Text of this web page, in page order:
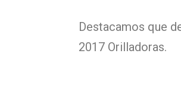
Destacamos que
2017 Orilladoras.